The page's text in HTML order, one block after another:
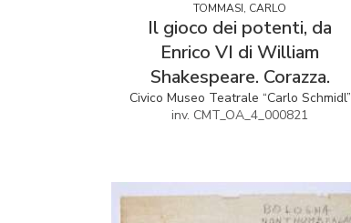
TOMMASI, CARLO
Il gioco dei potenti, da
Enrico VI di William
Shakespeare. Corazza.
Civico Museo Teatrale “Carlo Schmidl”
inv. CMT_OA_4_000821